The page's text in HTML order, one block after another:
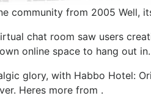
community from 2005 Well,
chat room saw users
online space to hang out in.
glory, with Habbo Hotel:
Heres more from .